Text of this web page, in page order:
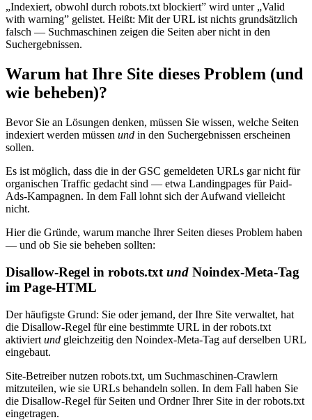
„Indexiert, obwohl durch robots.txt blockiert” wird unter „Valid
with warning” gelistet. Heißt: Mit der URL ist nichts grundsätzlich
falsch — Suchmaschinen zeigen die Seiten aber nicht in den
Suchergebnissen.
Warum hat Ihre Site dieses Problem (und
wie beheben)?
Bevor Sie an Lösungen denken, müssen Sie wissen, welche Seiten
indexiert werden müssen und in den Suchergebnissen erscheinen
sollen.
Es ist möglich, dass die in der GSC gemeldeten URLs gar nicht für
organischen Traffic gedacht sind — etwa Landingpages für Paid-
Ads-Kampagnen. In dem Fall lohnt sich der Aufwand vielleicht
nicht.
Hier die Gründe, warum manche Ihrer Seiten dieses Problem haben
— und ob Sie sie beheben sollten:
Disallow-Regel in robots.txt und Noindex-Meta-Tag
im Page-HTML
Der häufigste Grund: Sie oder jemand, der Ihre Site verwaltet, hat
die Disallow-Regel für eine bestimmte URL in der robots.txt
aktiviert und gleichzeitig den Noindex-Meta-Tag auf derselben URL
eingebaut.
Site-Betreiber nutzen robots.txt, um Suchmaschinen-Crawlern
mitzuteilen, wie sie URLs behandeln sollen. In dem Fall haben Sie
die Disallow-Regel für Seiten und Ordner Ihrer Site in der robots.txt
eingetragen.